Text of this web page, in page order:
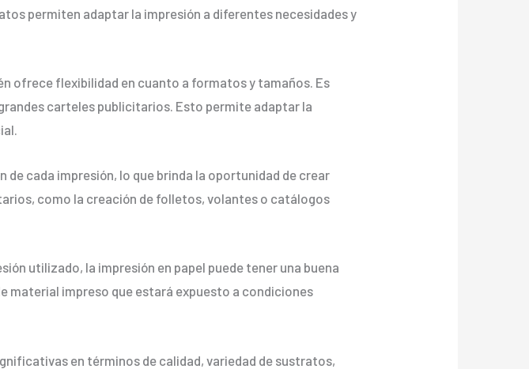
permiten adaptar la impresión a diferentes necesidades y
ofrece flexibilidad en cuanto a formatos y tamaños. Es
carteles publicitarios. Esto permite adaptar la
cada impresión, lo que brinda la oportunidad de crear
como la creación de folletos, volantes o catálogos
utilizado, la impresión en papel puede tener una buena
material impreso que estará expuesto a condiciones
en términos de calidad, variedad de sustratos,